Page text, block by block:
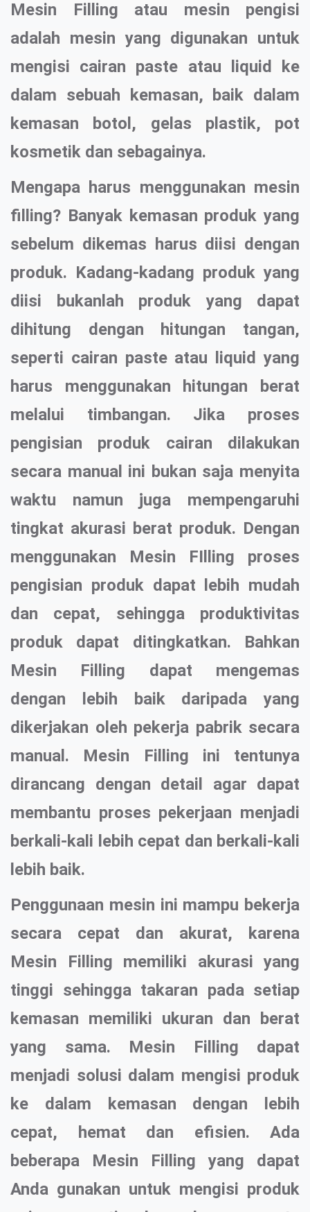
Mesin Filling atau mesin pengisi
adalah mesin yang digunakan untuk
mengisi cairan paste atau liquid ke
dalam sebuah kemasan, baik dalam
kemasan botol, gelas plastik, pot
kosmetik dan sebagainya.
Mengapa harus menggunakan mesin
filling? Banyak kemasan produk yang
sebelum dikemas harus diisi dengan
produk. Kadang-kadang produk yang
diisi bukanlah produk yang dapat
dihitung dengan hitungan tangan,
seperti cairan paste atau liquid yang
harus menggunakan hitungan berat
melalui timbangan. Jika proses
pengisian produk cairan dilakukan
secara manual ini bukan saja menyita
waktu namun juga mempengaruhi
tingkat akurasi berat produk. Dengan
menggunakan Mesin FIlling proses
pengisian produk dapat lebih mudah
dan cepat, sehingga produktivitas
produk dapat ditingkatkan. Bahkan
Mesin Filling dapat mengemas
dengan lebih baik daripada yang
dikerjakan oleh pekerja pabrik secara
manual. Mesin Filling ini tentunya
dirancang dengan detail agar dapat
membantu proses pekerjaan menjadi
berkali-kali lebih cepat dan berkali-kali
lebih baik.
Penggunaan mesin ini mampu bekerja
secara cepat dan akurat, karena
Mesin Filling memiliki akurasi yang
tinggi sehingga takaran pada setiap
kemasan memiliki ukuran dan berat
yang sama. Mesin Filling dapat
menjadi solusi dalam mengisi produk
ke dalam kemasan dengan lebih
cepat, hemat dan efisien. Ada
beberapa Mesin Filling yang dapat
Anda gunakan untuk mengisi produk